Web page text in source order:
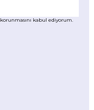
korunmasını kabul ediyorum.